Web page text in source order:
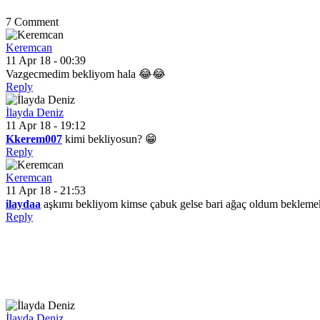
7 Comment
Keremcan
11 Apr 18 - 00:39
Vazgecmedim bekliyom hala 😂😂
Reply
İlayda Deniz
11 Apr 18 - 19:12
Kkerem007 kimi bekliyosun? 😁
Reply
Keremcan
11 Apr 18 - 21:53
ilaydaa aşkımı bekliyom kimse çabuk gelse bari ağaç oldum
Reply